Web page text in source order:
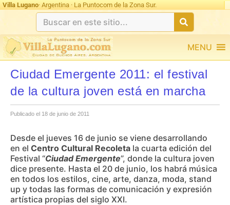
Villa Lugano· Argentina · La Puntocom de la Zona Sur.
MENU
Ciudad Emergente 2011: el festival
de la cultura joven está en marcha
Publicado el 18 de junio de 2011
Desde el jueves 16 de junio se viene desarrollando
en el Centro Cultural Recoleta la cuarta edición del
Festival “Ciudad Emergente”, donde la cultura joven
dice presente. Hasta el 20 de junio, los habrá música
en todos los estilos, cine, arte, danza, moda, stand
up y todas las formas de comunicación y expresión
artística propias del siglo XXI.